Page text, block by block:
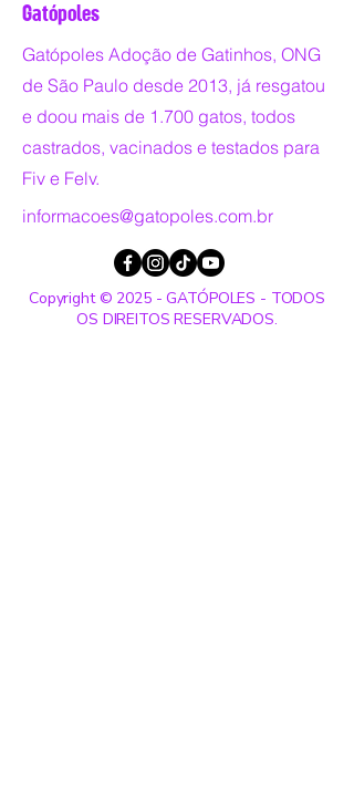
Gatópoles
Gatópoles Adoção de Gatinhos, ONG
de São Paulo desde 2013, já resgatou
e doou mais de 1.700 gatos, todos
castrados, vacinados e testados para
Fiv e Felv.
informacoes@gatopoles.com.br
Copyright © 2025 - GATÓPOLES - TODOS
OS DIREITOS RESERVADOS.